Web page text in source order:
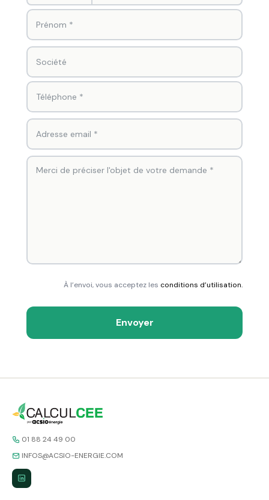
À l’envoi, vous acceptez les conditions d’utilisation.
Envoyer
01 88 24 49 00
INFOS@ACSIO-ENERGIE.COM